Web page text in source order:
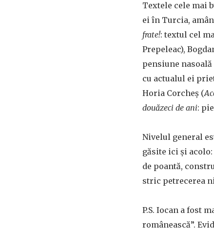
Textele cele mai
ei în Turcia,
frate!: textul cel
Prepeleac),
pensiune
cu actualul ei
Horia Corcheș (
douăzeci de ani:
Nivelul general
găsite ici și
de poantă,
stric petrecerea
P.S. Iocan a fost
românească”.